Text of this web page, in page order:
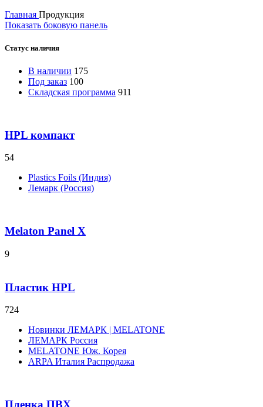
Главная Продукция
Показать боковую панель
Статус наличия
В наличии 175
Под заказ 100
Складская программа 911
HPL компакт
54
Plastics Foils (Индия)
Лемарк (Россия)
Melaton Panel X
9
Пластик HPL
724
Новинки ЛЕМАРК | MELATONE
ЛЕМАРК Россия
MELATONE Юж. Корея
ARPA Италия Распродажа
Пленка ПВХ